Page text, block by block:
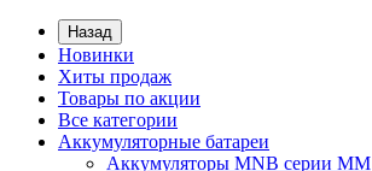
Назад
Новинки
Хиты продаж
Товары по акции
Все категории
Аккумуляторные батареи
Аккумуляторы MNB серии MM